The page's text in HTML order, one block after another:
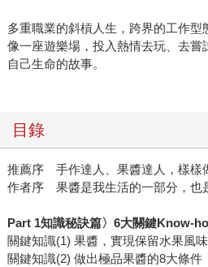
多重職業的斜槓人生，跨界的工作
像一座遊樂場，投入熱情去玩、去嘗
自己生命的故事。
目錄
推薦序 手作達人、果醬達人，樣樣
作者序 果醬是我生活的一部分，也
Part 1知識秘訣篇〉6大關鍵Know-
關鍵知識(1) 果醬，實現保留水果風
關鍵知識(2) 做出極品果醬的8大條件